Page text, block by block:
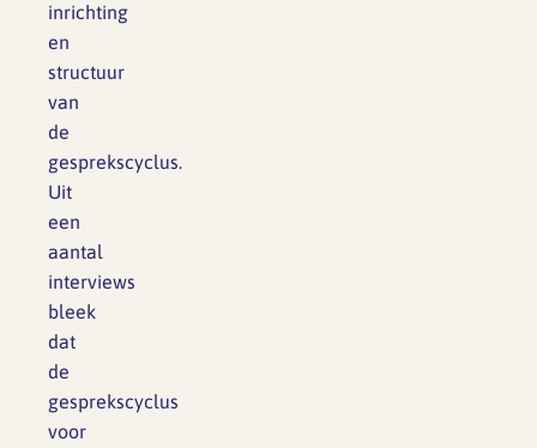
inrichting
en
structuur
van
de
gesprekscyclus.
Uit
een
aantal
interviews
bleek
dat
de
gesprekscyclus
voor